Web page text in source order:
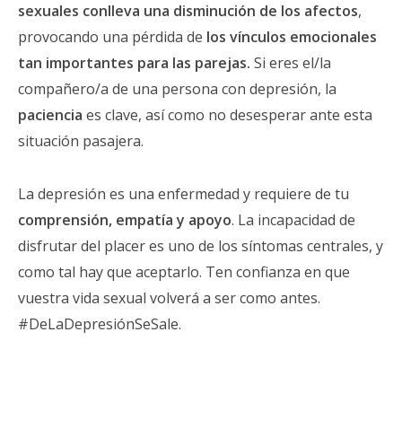
sexuales conlleva una disminución de los afectos,
provocando una pérdida de los vínculos emocionales
tan importantes para las parejas. Si eres el/la
compañero/a de una persona con depresión, la
paciencia es clave, así como no desesperar ante esta
situación pasajera.
La depresión es una enfermedad y requiere de tu
comprensión, empatía y apoyo. La incapacidad de
disfrutar del placer es uno de los síntomas centrales, y
como tal hay que aceptarlo. Ten confianza en que
vuestra vida sexual volverá a ser como antes.
#DeLaDepresiónSeSale.